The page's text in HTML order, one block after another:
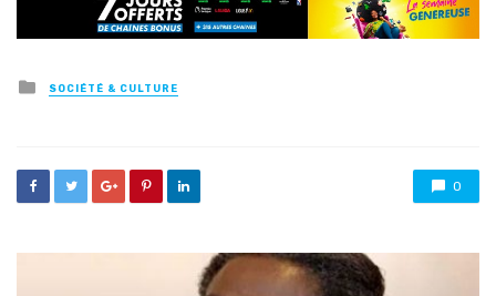
Posted
in
SOCIÉTÉ & CULTURE
0